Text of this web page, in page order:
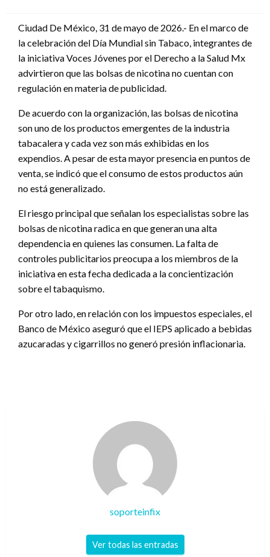
Ciudad De México, 31 de mayo de 2026.- En el marco de
la celebración del Día Mundial sin Tabaco, integrantes de
la iniciativa Voces Jóvenes por el Derecho a la Salud Mx
advirtieron que las bolsas de nicotina no cuentan con
regulación en materia de publicidad.
De acuerdo con la organización, las bolsas de nicotina
son uno de los productos emergentes de la industria
tabacalera y cada vez son más exhibidas en los
expendios. A pesar de esta mayor presencia en puntos de
venta, se indicó que el consumo de estos productos aún
no está generalizado.
El riesgo principal que señalan los especialistas sobre las
bolsas de nicotina radica en que generan una alta
dependencia en quienes las consumen. La falta de
controles publicitarios preocupa a los miembros de la
iniciativa en esta fecha dedicada a la concientización
sobre el tabaquismo.
Por otro lado, en relación con los impuestos especiales, el
Banco de México aseguró que el IEPS aplicado a bebidas
azucaradas y cigarrillos no generó presión inflacionaria.
soporteinfix
Ver todas las entradas